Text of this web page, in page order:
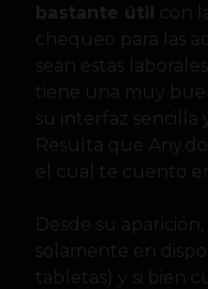
bastante útil con
chequeo para las
sean estas
tiene una muy
su interfaz sencilla
Resulta que
el cual te cuento
Desde su aparición,
solamente en
tabletas) y si bien